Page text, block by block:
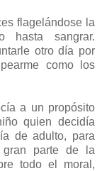
flagelándose la
hasta sangrar.
otro día por
como los
a un propósito
quien decidía
de adulto, para
parte de la
todo el moral,